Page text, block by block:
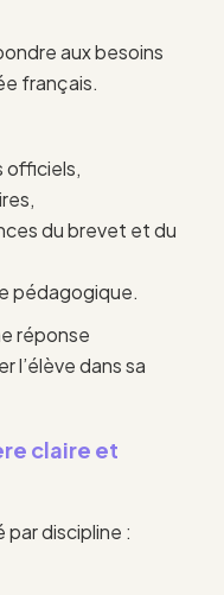
aux besoins
français.
officiels,
du brevet et du
pédagogique.
réponse
l’élève dans sa
claire et
discipline :